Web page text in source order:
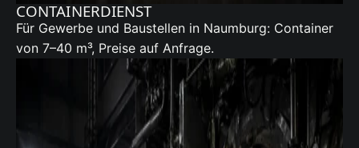
CONTAINERDIENST
Für Gewerbe und Baustellen in Naumburg: Container
von 7–40 m³, Preise auf Anfrage.